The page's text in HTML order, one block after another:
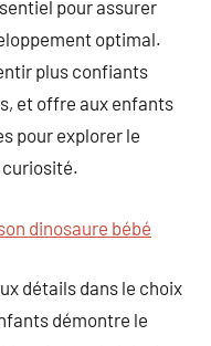
pour assurer
optimal.
plus confiants
et offre aux enfants
pour explorer le
curiosité.
dinosaure bébé
détails dans le choix
démontre le